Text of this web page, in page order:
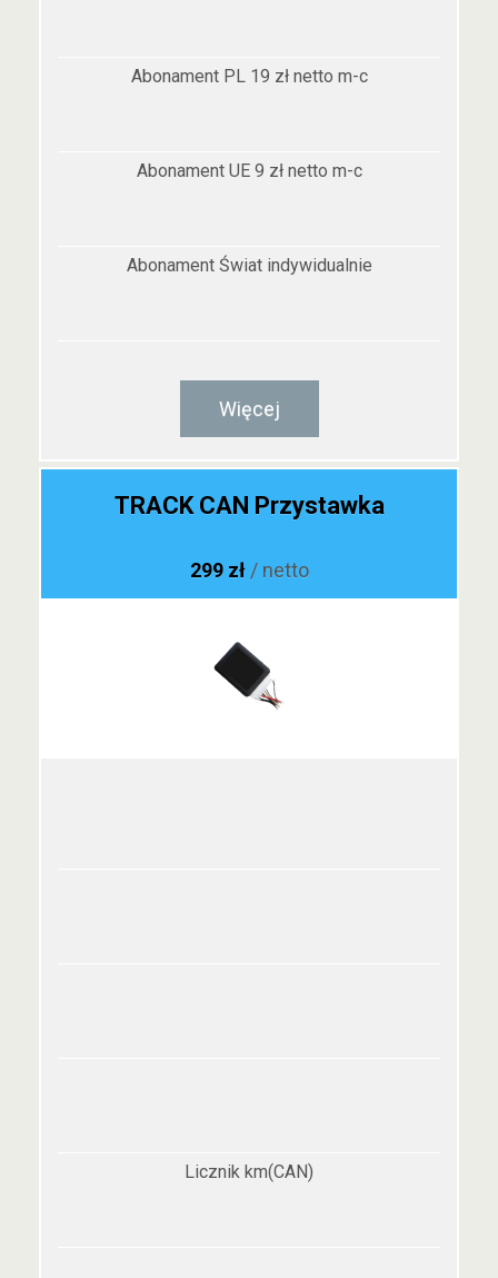
Abonament PL 19 zł netto m-c
Abonament UE 9 zł netto m-c
Abonament Świat indywidualnie
Więcej
TRACK CAN Przystawka
299 zł / netto
Licznik km(CAN)